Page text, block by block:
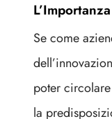
Se come
poter
la